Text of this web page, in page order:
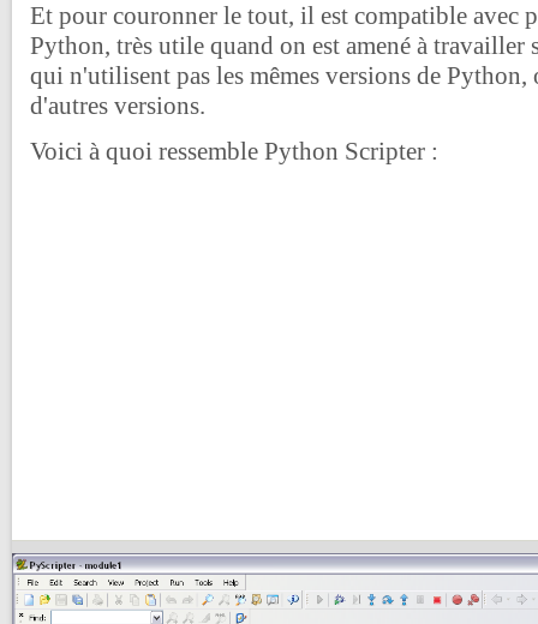
Et pour couronner le tout, il est compatible avec
Python, très utile quand on est amené à travailler
qui n'utilisent pas les mêmes versions de Python,
d'autres versions.
Voici à quoi ressemble Python Scripter :